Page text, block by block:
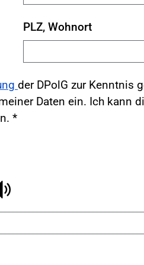
PLZ, Wohnort
der DPolG zur Kenntnis
Daten ein. Ich kann
*